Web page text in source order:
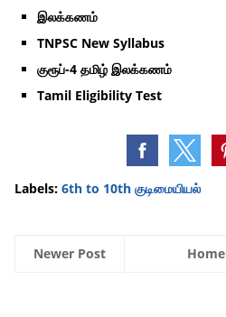
இலக்கணம்
TNPSC New Syllabus
குரூப்-4 தமிழ் இலக்கணம்
Tamil Eligibility Test
Labels: 6th to 10th குடிமையியல்
Newer Post Home